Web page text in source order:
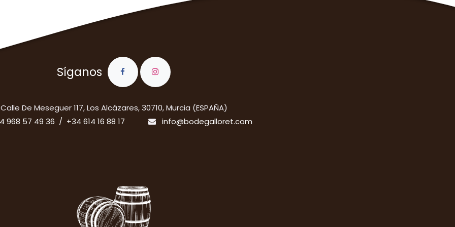
Síganos
​Calle De Meseguer 117, Los Alcázares, 30710, Murcia (ESPAÑA)
968 57 49 36 / +34 614 16 88 17
info@bodegalloret.com